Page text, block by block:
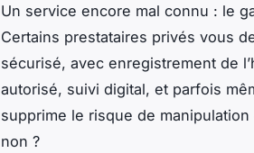
Un service encore mal connu : le
Certains prestataires privés vous
sécurisé, avec enregistrement de
autorisé, suivi digital, et parfois
supprime le risque de
non ?